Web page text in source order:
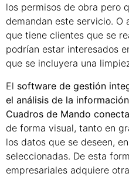
los permisos de obra pero
demandan este servicio. O
que tiene clientes que se
podrían estar interesados
que se incluyera una
El software de gestión
el análisis de la
Cuadros de Mando
de forma visual, tanto en
los datos que se deseen,
seleccionadas. De esta
empresariales adquiere